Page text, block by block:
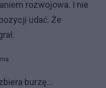
rozwojowa. I nie
udać. Że
burzę…